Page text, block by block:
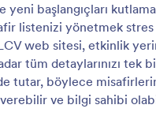
yeni başlangıçları
listenizi yönetmek stres
web sitesi, etkinlik
tüm detaylarınızı tek
tutar, böylece
verebilir ve bilgi sahibi